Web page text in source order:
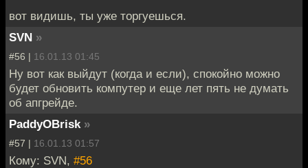
вот видишь, ты уже торгуешься.
SVN »
#56 | 16.01.13 01:45
Ну вот как выйдут (когда и если), спокойно можно
будет обновить компутер и еще лет пять не думать
об апгрейде.
PaddyOBrisk »
#57 | 16.01.13 01:57
Кому: SVN, #56